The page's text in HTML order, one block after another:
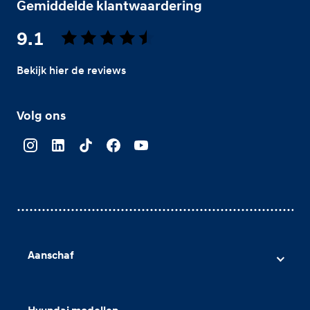
Gemiddelde klantwaardering
9.1
Bekijk hier de reviews
van
sterren
Volg ons
Aanschaf